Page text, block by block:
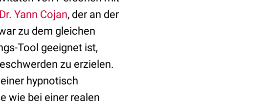
Dr. Yann Cojan, der an der
zu dem gleichen
Tool geeignet ist,
zu erzielen.
hypnotisch
wie bei einer realen